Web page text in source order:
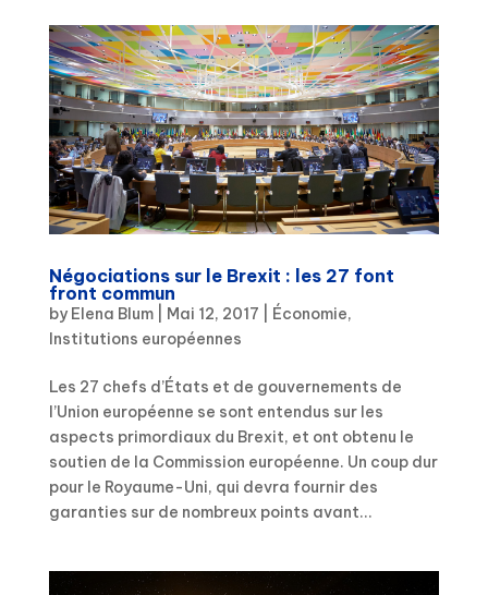
Négociations sur le Brexit : les 27 font
front commun
by Elena Blum| Mai 12, 2017 Économie,
Institutions européennes
Les 27 chefs d’États et de gouvernements de
l’Union européenne se sont entendus sur les
aspects primordiaux du Brexit, et ont obtenu le
soutien de la Commission européenne. Un coup dur
pour le Royaume-Uni, qui devra fournir des
garanties sur de nombreux points avant...